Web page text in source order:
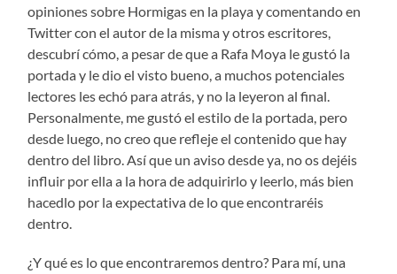
opiniones sobre Hormigas en la playa y comentando en
Twitter con el autor de la misma y otros escritores,
descubrí cómo, a pesar de que a Rafa Moya le gustó la
portada y le dio el visto bueno, a muchos potenciales
lectores les echó para atrás, y no la leyeron al final.
Personalmente, me gustó el estilo de la portada, pero
desde luego, no creo que refleje el contenido que hay
dentro del libro. Así que un aviso desde ya, no os dejéis
influir por ella a la hora de adquirirlo y leerlo, más bien
hacedlo por la expectativa de lo que encontraréis
dentro.
¿Y qué es lo que encontraremos dentro? Para mí, una